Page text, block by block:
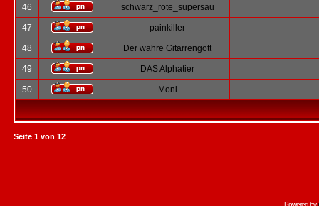
46 schwarz_rote_supersau
47 painkiller
48 Der wahre Gitarrengott
49 DAS Alphatier
50 Moni
Seite 1 von 12
Powered by